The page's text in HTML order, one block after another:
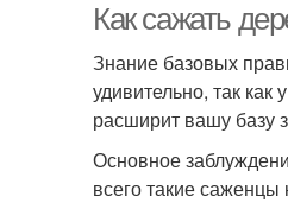
Как сажать
Знание базовых
удивительно, так
расширит вашу базу
Основное
всего такие